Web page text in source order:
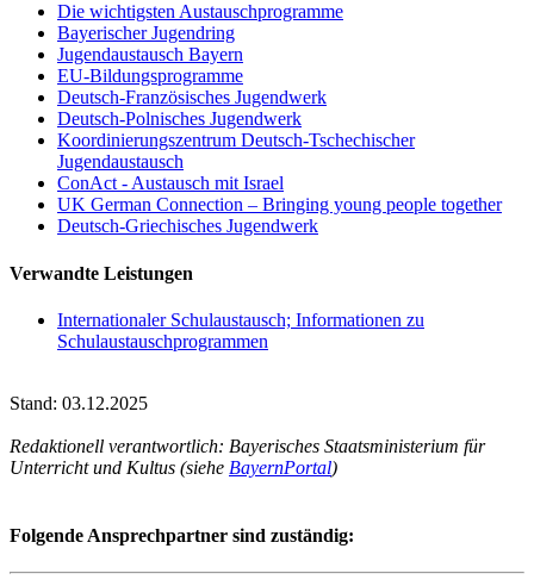
Die wichtigsten Austauschprogramme
Bayerischer Jugendring
Jugendaustausch Bayern
EU-Bildungsprogramme
Deutsch-Französisches Jugendwerk
Deutsch-Polnisches Jugendwerk
Koordinierungszentrum Deutsch-Tschechischer
Jugendaustausch
ConAct - Austausch mit Israel
UK German Connection – Bringing young people together
Deutsch-Griechisches Jugendwerk
Verwandte Leistungen
Internationaler Schulaustausch; Informationen zu
Schulaustauschprogrammen
Stand: 03.12.2025
Redaktionell verantwortlich: Bayerisches Staatsministerium für
Unterricht und Kultus (siehe BayernPortal)
Folgende Ansprechpartner sind zuständig: